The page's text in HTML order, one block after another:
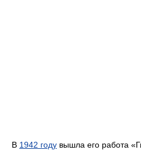
В 1942 году вышла его работа